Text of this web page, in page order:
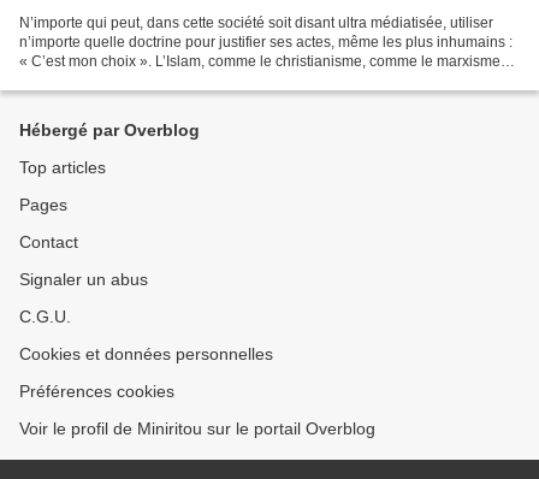
N’importe qui peut, dans cette société soit disant ultra médiatisée, utiliser
n’importe quelle doctrine pour justifier ses actes, même les plus inhumains :
« C’est mon choix ». L’Islam, comme le christianisme, comme le marxisme
Hébergé par Overblog
Top articles
Pages
Contact
Signaler un abus
C.G.U.
Cookies et données personnelles
Préférences cookies
Voir le profil de Miniritou sur le portail Overblog